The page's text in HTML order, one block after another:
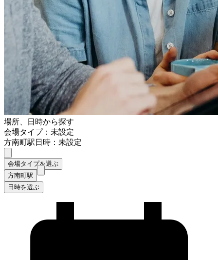
場所、日時から探す
会場タイプ：未設定
方南町駅日時：未設定
会場タイプを選ぶ
方南町駅
日時を選ぶ